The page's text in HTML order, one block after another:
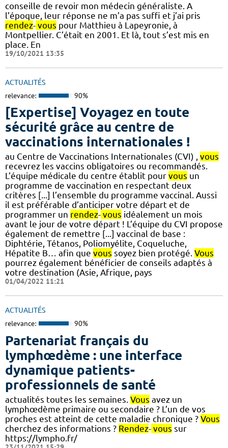
conseille de revoir mon médecin généraliste. A
l’époque, leur réponse ne m’a pas suffi et j’ai pris
rendez- vous pour Matthieu à Lapeyronie, à
Montpellier. C’était en 2001. Et là, tout s’est mis en
place. En
19/10/2021 13:35
ACTUALITÉS
relevance: 90%
[Expertise] Voyagez en toute
sécurité grâce au centre de
vaccinations internationales !
au Centre de Vaccinations Internationales (CVI) , vous
recevrez les vaccins obligatoires ou recommandés.
L’équipe médicale du centre établit pour vous un
programme de vaccination en respectant deux
critères [...] l’ensemble du programme vaccinal. Aussi
il est préférable d’anticiper votre départ et de
programmer un rendez- vous idéalement un mois
avant le jour de votre départ ! L’équipe du CVI propose
également de remettre [...] vaccinal de base :
Diphtérie, Tétanos, Poliomyélite, Coqueluche,
Hépatite B… afin que vous soyez bien protégé. Vous
pourrez également bénéficier de conseils adaptés à
votre destination (Asie, Afrique, pays
01/04/2022 11:21
ACTUALITÉS
relevance: 90%
Partenariat français du
lymphœdème : une interface
dynamique patients-
professionnels de santé
actualités toutes les semaines. Vous avez un
lymphœdème primaire ou secondaire ? L’un de vos
proches est atteint de cette maladie chronique ? Vous
cherchez des informations ? Rendez- vous sur
https://lympho.fr/